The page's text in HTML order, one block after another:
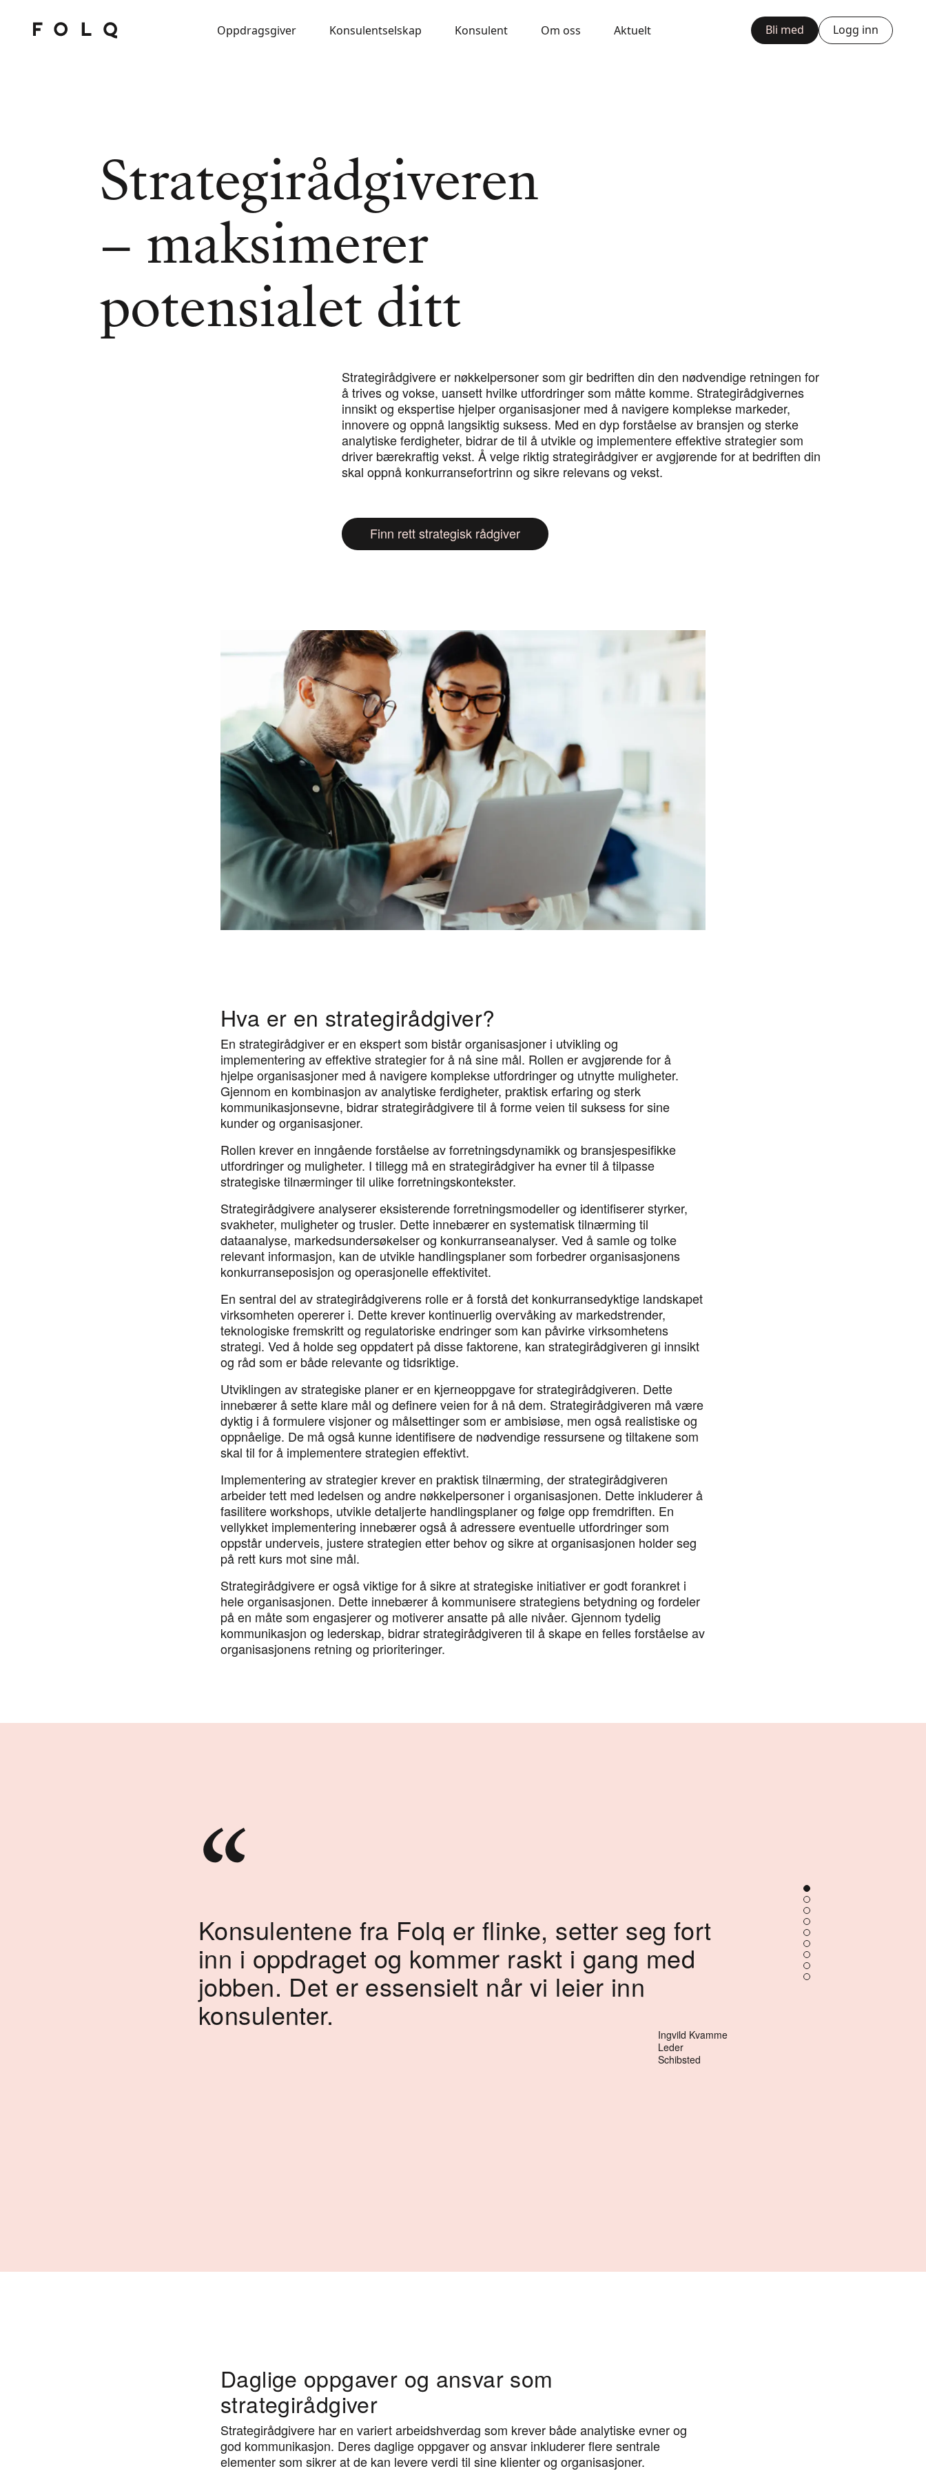
Oppdragsgiver Konsulentselskap Konsulent Om oss Aktuelt Bli med Logg inn
Strategirådgiveren
– maksimerer
potensialet ditt
Strategirådgivere er nøkkelpersoner som gir bedriften din den nødvendige retningen for
å trives og vokse, uansett hvilke utfordringer som måtte komme. Strategirådgivernes
innsikt og ekspertise hjelper organisasjoner med å navigere komplekse markeder,
innovere og oppnå langsiktig suksess. Med en dyp forståelse av bransjen og sterke
analytiske ferdigheter, bidrar de til å utvikle og implementere effektive strategier som
driver bærekraftig vekst. Å velge riktig strategirådgiver er avgjørende for at bedriften din
skal oppnå konkurransefortrinn og sikre relevans og vekst.
Finn rett strategisk rådgiver
Hva er en strategirådgiver?
En strategirådgiver er en ekspert som bistår organisasjoner i utvikling og
implementering av effektive strategier for å nå sine mål. Rollen er avgjørende for å
hjelpe organisasjoner med å navigere komplekse utfordringer og utnytte muligheter.
Gjennom en kombinasjon av analytiske ferdigheter, praktisk erfaring og sterk
kommunikasjonsevne, bidrar strategirådgivere til å forme veien til suksess for sine
kunder og organisasjoner.
Rollen krever en inngående forståelse av forretningsdynamikk og bransjespesifikke
utfordringer og muligheter. I tillegg må en strategirådgiver ha evner til å tilpasse
strategiske tilnærminger til ulike forretningskontekster.
Strategirådgivere analyserer eksisterende forretningsmodeller og identifiserer styrker,
svakheter, muligheter og trusler. Dette innebærer en systematisk tilnærming til
dataanalyse, markedsundersøkelser og konkurranseanalyser. Ved å samle og tolke
relevant informasjon, kan de utvikle handlingsplaner som forbedrer organisasjonens
konkurranseposisjon og operasjonelle effektivitet.
En sentral del av strategirådgiverens rolle er å forstå det konkurransedyktige landskapet
virksomheten opererer i. Dette krever kontinuerlig overvåking av markedstrender,
teknologiske fremskritt og regulatoriske endringer som kan påvirke virksomhetens
strategi. Ved å holde seg oppdatert på disse faktorene, kan strategirådgiveren gi innsikt
og råd som er både relevante og tidsriktige.
Utviklingen av strategiske planer er en kjerneoppgave for strategirådgiveren. Dette
innebærer å sette klare mål og definere veien for å nå dem. Strategirådgiveren må være
dyktig i å formulere visjoner og målsettinger som er ambisiøse, men også realistiske og
oppnåelige. De må også kunne identifisere de nødvendige ressursene og tiltakene som
skal til for å implementere strategien effektivt.
Implementering av strategier krever en praktisk tilnærming, der strategirådgiveren
arbeider tett med ledelsen og andre nøkkelpersoner i organisasjonen. Dette inkluderer å
fasilitere workshops, utvikle detaljerte handlingsplaner og følge opp fremdriften. En
vellykket implementering innebærer også å adressere eventuelle utfordringer som
oppstår underveis, justere strategien etter behov og sikre at organisasjonen holder seg
på rett kurs mot sine mål.
Strategirådgivere er også viktige for å sikre at strategiske initiativer er godt forankret i
hele organisasjonen. Dette innebærer å kommunisere strategiens betydning og fordeler
på en måte som engasjerer og motiverer ansatte på alle nivåer. Gjennom tydelig
kommunikasjon og lederskap, bidrar strategirådgiveren til å skape en felles forståelse av
organisasjonens retning og prioriteringer.
“
Konsulentene fra Folq er flinke, setter seg fort
inn i oppdraget og kommer raskt i gang med
jobben. Det er essensielt når vi leier inn
konsulenter.
Ingvild Kvamme
Leder
Schibsted
“
Folq sørger for tilgang til de beste
konsulentene – som vi kan håndplukke fra
ulike leverandører over hele landet.
Alexander Kenich
Daglige oppgaver og ansvar som
strategirådgiver
Strategirådgivere har en variert arbeidshverdag som krever både analytiske evner og
god kommunikasjon. Deres daglige oppgaver og ansvar inkluderer flere sentrale
elementer som sikrer at de kan levere verdi til sine klienter og organisasjoner.